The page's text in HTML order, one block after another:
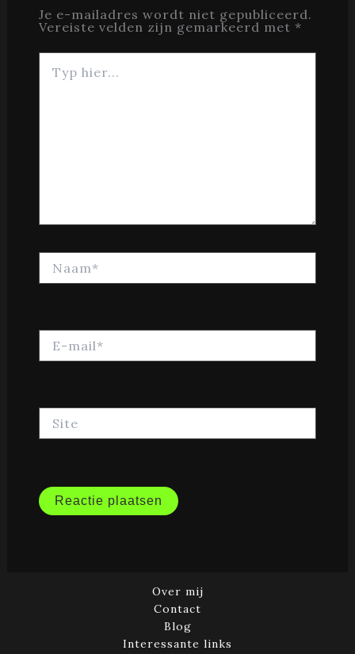
Je e-mailadres wordt niet gepubliceerd.
Vereiste velden zijn gemarkeerd met *
hier...
mail*
Over mij
Contact
Blog
Interessante links